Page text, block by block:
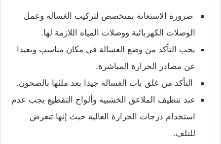
ضرورة الاستعانة بمتخصص لتركيب الغسالة وعمل
الوصلات الكهربائية ووصلات المياه اللازمة لها.
يجب التأكد من وضع الغسالة في مكان مناسب وبعيدا
عن مصادر الحرارة المباشرة.
التأكد من غلق باب الغسالة جيدا بعد ملئها بالصحون.
عند تنظيف الملاعق الخشبية وألواح التقطيع يجب عدم
استخدام درجات الحرارة العالية حيث إنها تتعرض
للتلف.